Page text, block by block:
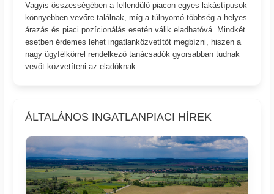
Vagyis összességében a fellendülő piacon egyes lakástípusok
könnyebben vevőre találnak, míg a túlnyomó többség a helyes
árazás és piaci pozícionálás esetén válik eladhatóvá. Mindkét
esetben érdemes lehet ingatlanközvetítőt megbízni, hiszen a
nagy ügyfélkörrel rendelkező tanácsadók gyorsabban tudnak
vevőt közvetíteni az eladóknak.
ÁLTALÁNOS INGATLANPIACI HÍREK